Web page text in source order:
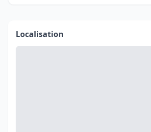
Localisation